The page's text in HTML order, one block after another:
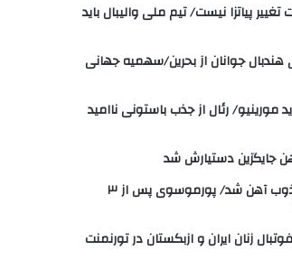
تغییر پیاتزا نیست/ تیم ملی والیبال باید
جوانان از بحرین/سهمیه جهانی
رئال از جذب باستونی ناامید
جایگزین دستیارش شد
ویسی سرمربی ذوب آهن شد/ پورموسوی پس از ۳
زنان ایران و ازبکستان در تورنمنت